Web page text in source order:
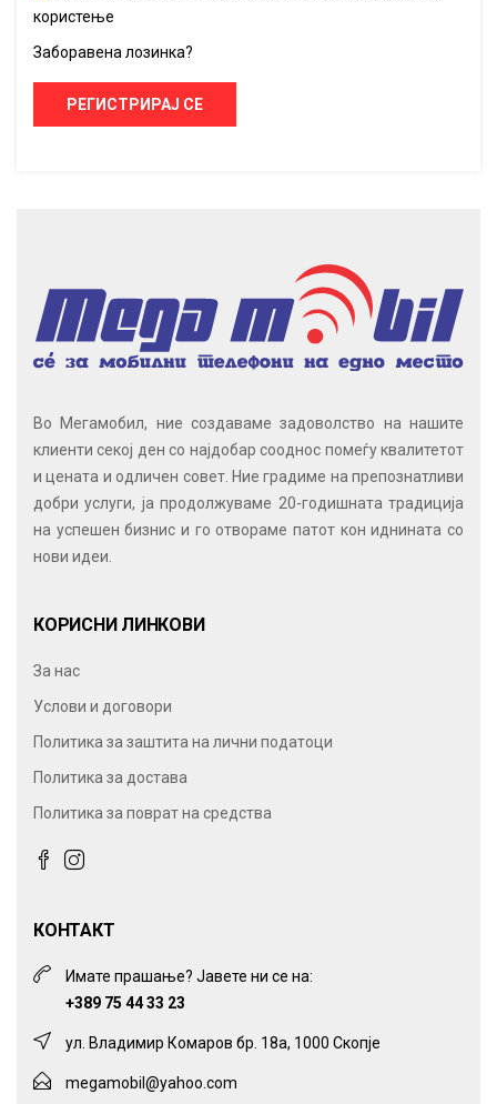
користење
Заборавена лозинка?
РЕГИСТРИРАЈ СЕ
Во Мегамобил, ние создаваме задоволство на нашите
клиенти секој ден со најдобар сооднос помеѓу квалитетот
и цената и одличен совет. Ние градиме на препознатливи
добри услуги, ја продолжуваме 20-годишната традиција
на успешен бизнис и го отвораме патот кон иднината со
нови идеи.
КОРИСНИ ЛИНКОВИ
За нас
Услови и договори
Политика за заштита на лични податоци
Политика за достава
Политика за поврат на средства
КОНТАКТ
Имате прашање? Јавете ни се на:
+389 75 44 33 23
ул. Владимир Комаров бр. 18а, 1000 Скопје
megamobil@yahoo.com